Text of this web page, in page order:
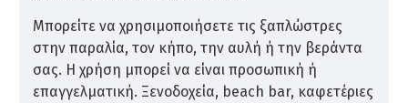
Μπορείτε να χρησιμοποιήσετε τις ξαπλώστρες
στην παραλία, τον κήπο, την αυλή ή την βεράντα
σας. Η χρήση μπορεί να είναι προσωπική ή
επαγγελματική. Ξενοδοχεία, beach bar, καφετέριες